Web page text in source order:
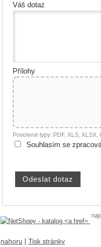
Váš dotaz
Přílohy
Povolené typy: PDF, XLS, XLSX,
Souhlasím se
nahoru Tisk stránky